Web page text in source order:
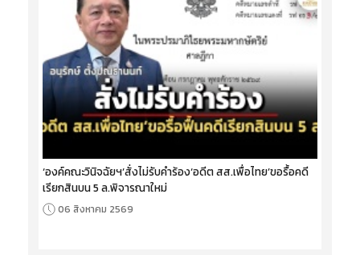
‘องค์คณะวินิจฉัยฯ’สั่งไม่รับคำร้อง‘อดีต สส.เพื่อไทย’ขอรื้อคดี
เรียกสินบน 5 ล.พิจารณาใหม่
06 สิงหาคม 2569